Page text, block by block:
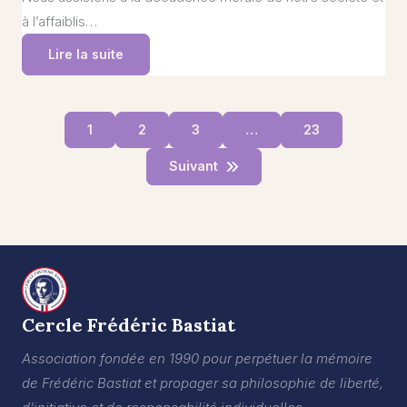
à l’affaiblis…
Lire la suite
1 2 3 … 23
Suivant
Cercle Frédéric Bastiat
Association fondée en 1990 pour perpétuer la mémoire
de Frédéric Bastiat et propager sa philosophie de liberté,